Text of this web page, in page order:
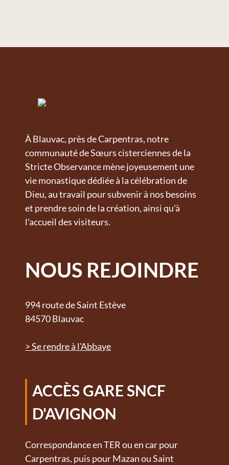
À Blauvac, près de Carpentras, notre
communauté de Sœurs cisterciennes de la
Stricte Observance mène joyeusement une
vie monastique dédiée à la célébration de
Dieu, au travail pour subvenir à nos besoins
et prendre soin de la création, ainsi qu'à
l'accueil des visiteurs.
NOUS REJOINDRE
994 route de Saint Estève
84570 Blauvac
> Se rendre à l'Abbaye
ACCÈS GARE SNCF
D'AVIGNON
Correspondance en TER ou en car pour
Carpentras, puis pour Mazan ou Saint